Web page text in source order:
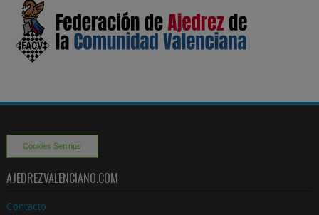
Cookies Settings
AJEDREZVALENCIANO.COM
Contacto